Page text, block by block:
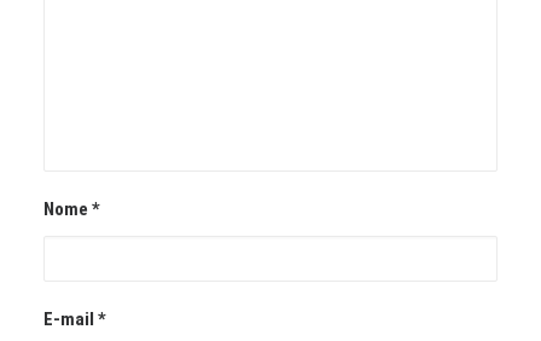
Nome *
E-mail *